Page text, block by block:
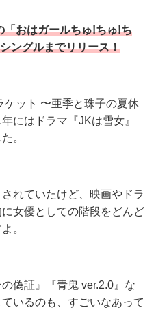
「おはガールちゅ!ちゅ!ち
ングルまでリリース！
ット 〜亜季と珠子の夏休
にはドラマ『JKは雪女』
。
れていたけど、映画やドラ
女優としての階段をどんど
。
偽証』『青鬼 ver.2.0』な
いるのも、すごいなあって